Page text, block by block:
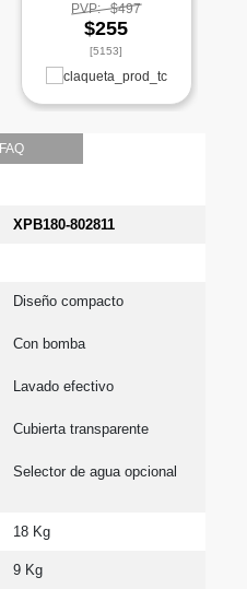
PVP: $497
$255
[5153]
FAQ
XPB180-802811
Diseño compacto
Con bomba
Lavado efectivo
Cubierta transparente
Selector de agua opcional
18 Kg
9 Kg